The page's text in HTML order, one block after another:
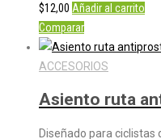
$12,00 Añadir al carrito
Comparar
ACCESORIOS
Asiento ruta
Diseñado para ciclistas